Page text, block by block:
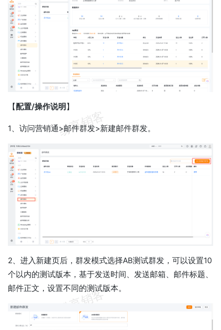
【配置/操作说明 】
1、访问营销通>邮件群发>新建邮件群发。
2、进入新建页后，群发模式选择AB测试群发，可以设置10
个以内的测试版本，基于发送时间、发送邮箱、邮件标题、
邮件正文，设置不同的测试版本。